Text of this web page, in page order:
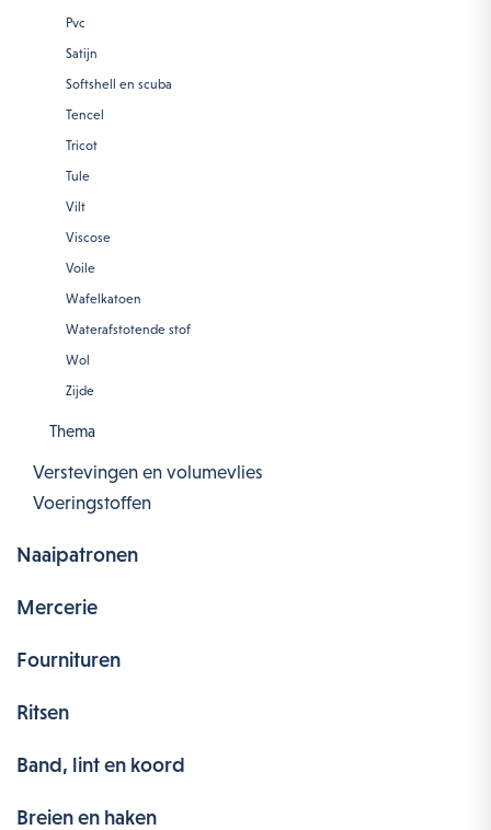
Pvc
Satijn
Softshell en scuba
Tencel
Tricot
Tule
Vilt
Viscose
Voile
Wafelkatoen
Waterafstotende stof
Wol
Zijde
Thema
Verstevingen en volumevlies
Voeringstoffen
Naaipatronen
Mercerie
Fournituren
Ritsen
Band, lint en koord
Breien en haken